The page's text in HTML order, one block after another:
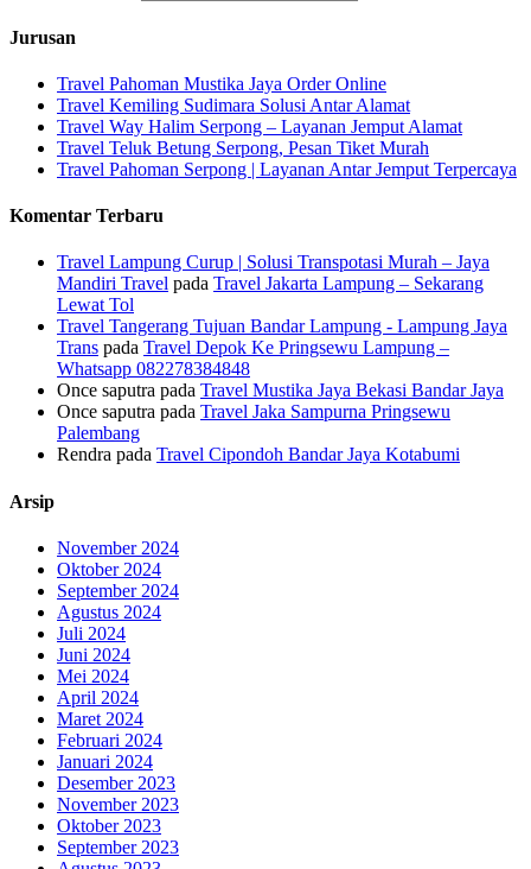
Jurusan
Travel Pahoman Mustika Jaya Order Online
Travel Kemiling Sudimara Solusi Antar Alamat
Travel Way Halim Serpong – Layanan Jemput Alamat
Travel Teluk Betung Serpong, Pesan Tiket Murah
Travel Pahoman Serpong | Layanan Antar Jemput Terpercaya
Komentar Terbaru
Travel Lampung Curup | Solusi Transpotasi Murah – Jaya
Mandiri Travel pada Travel Jakarta Lampung – Sekarang
Lewat Tol
Travel Tangerang Tujuan Bandar Lampung - Lampung Jaya
Trans pada Travel Depok Ke Pringsewu Lampung –
Whatsapp 082278384848
Once saputra pada Travel Mustika Jaya Bekasi Bandar Jaya
Once saputra pada Travel Jaka Sampurna Pringsewu
Palembang
Rendra pada Travel Cipondoh Bandar Jaya Kotabumi
Arsip
November 2024
Oktober 2024
September 2024
Agustus 2024
Juli 2024
Juni 2024
Mei 2024
April 2024
Maret 2024
Februari 2024
Januari 2024
Desember 2023
November 2023
Oktober 2023
September 2023